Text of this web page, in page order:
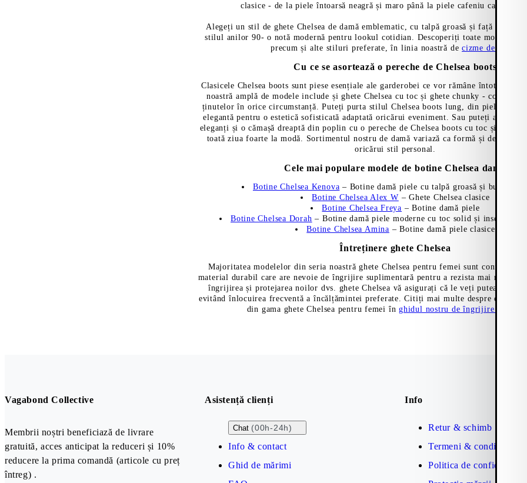
clasice - de la piele întoarsă neagră și maro până la piele cafeniu cald și bej
Alegeți un stil de ghete Chelsea de damă emblematic, cu talpă groasă și față rafinată
stilul anilor 90- o notă modernă pentru lookul cotidian. Descoperiți toate modelele de
precum și alte stiluri preferate, în linia noastră decizme de damă
Cu ce se asortează o pereche de Chelsea boots
Clasicele Chelsea boots sunt piese esențiale ale garderobei ce vor rămâne întotdeauna
noastră amplă de modele include și ghete Chelsea cu toc și ghete chunky -
ținutelor în orice circumstanță. Puteți purta stilul Chelsea boots lung, din piele cu o
elegantă pentru o estetică sofisticată adaptată oricărui eveniment. Sau puteți asorta o
eleganți și o cămașă dreaptă din poplin cu o pereche de Chelsea boots cu toc și vârf
toată ziua foarte la modă. Sortimentul nostru de damă variază ca formă și detalii
oricărui stil personal.
Cele mai populare modele de botine Chelsea damă
Botine Chelsea Kenova – Botine damă piele cu talpă groasă și bucle de
Botine Chelsea Alex W – Ghete Chelsea clasice
Botine Chelsea Freya – Botine damă piele
Botine Chelsea Dorah – Botine damă piele moderne cu toc solid și inserții
Botine Chelsea Amina – Botine damă piele clasice
Întreținere ghete Chelsea
Majoritatea modelelor din seria noastră ghete Chelsea pentru femei sunt
material durabil care are nevoie de îngrijire suplimentară pentru a rezista mai mult
îngrijirea și protejarea noilor dvs. ghete Chelsea vă asigurați că le veți putea purta
evitând înlocuirea frecventă a încălțămintei preferate. Citiți mai multe despre cum să
din gama ghete Chelsea pentru femei înghidul nostru de îngrijire a
Vagabond Collective
Membrii noștri beneficiază de livrare
gratuită, acces anticipat la reduceri și 10%
reducere la prima comandă (articole cu preț
întreg) .
Asistență clienți
Chat (00h-24h)
Info & contact
Ghid de mărimi
Info
Retur & schimb
Termeni & condiții
Politica de